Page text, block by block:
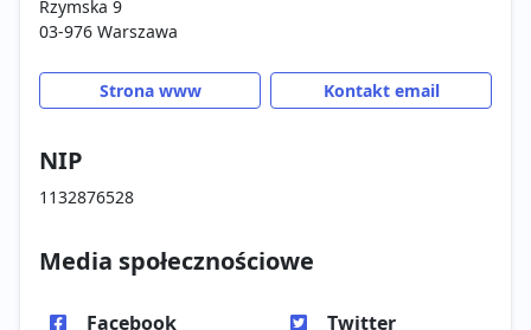
Rzymska 9
03-976 Warszawa
Strona www Kontakt email
NIP
1132876528
Media społecznościowe
Facebook Twitter